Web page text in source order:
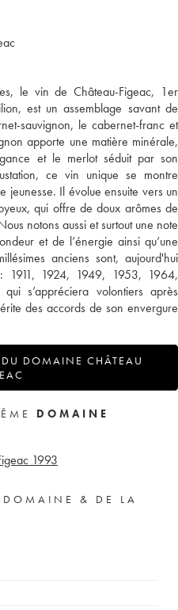
le vin de Château-Figeac, 1er
est un assemblage savant de
sauvignon, le cabernet-franc et
apporte une matière minérale,
et le merlot séduit par son
ce vin unique se montre
jeunesse. Il évolue ensuite vers un
qui offre de doux arômes de
notons aussi et surtout une note
et de l’énergie ainsi qu’une
anciens sont, aujourd'hui
1911, 1924, 1949, 1953, 1964,
s’appréciera volontiers après
des accords de son envergure
DOMAINE CHÂTEAU
DOMAINE
1993
DOMAINE & DE LA